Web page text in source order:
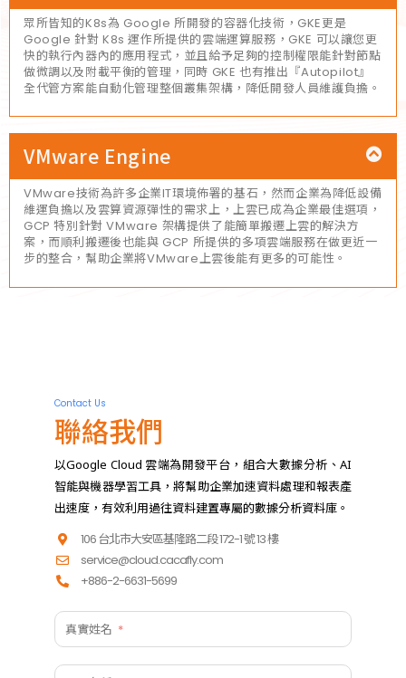
眾所皆知的K8s為 Google 所開發的容器化技術，GKE更是
Google 針對 K8s 運作所提供的雲端運算服務，GKE 可以讓您更
快的執行內器內的應用程式，並且給予足夠的控制權限能針對節點
做微調以及附載平衡的管理，同時 GKE 也有推出『Autopilot』
全代管方案能自動化管理整個叢集架構，降低開發人員維護負擔。
VMware Engine
VMware技術為許多企業IT環境佈署的基石，然而企業為降低設備
維運負擔以及雲算資源彈性的需求上，上雲已成為企業最佳選項，
GCP 特別針對 VMware 架構提供了能簡單搬遷上雲的解決方
案，而順利搬遷後也能與 GCP 所提供的多項雲端服務在做更近一
步的整合，幫助企業將VMware上雲後能有更多的可能性。
Contact Us
聯絡我們
以Google Cloud 雲端為開發平台，組合大數據分析、AI
智能與機器學習工具，將幫助企業加速資料處理和報表產
出速度，有效利用過往資料建置專屬的數據分析資料庫。
106 台北市大安區基隆路二段 172-1 號 13 樓
service@cloud.cacafly.com
+886-2-6631-5699
真實姓名